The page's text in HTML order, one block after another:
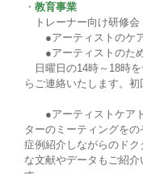
・ 教育事業
トレーナー向け研修会
●アーティストのケ
●アーティストのた
日曜日の14時～18時
らご連絡いたします。初
●アーティストケアト
ターのミーティングをの
症例紹介しながらのド
な文献やデータもご紹